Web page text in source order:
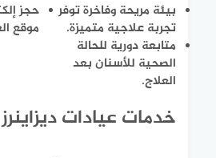
بيئة مريحة وفاخرة توفر
تجربة علاجية متميزة.
حجز
موقع
متابعة دورية للحالة
الصحية للأسنان بعد
العلاج.
خدمات عيادات